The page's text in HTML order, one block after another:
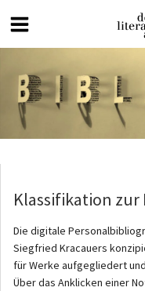
Klassifikation zur
Die digitale
Siegfried Kracauers
für Werke aufgegliedert
Über das Anklicken einer